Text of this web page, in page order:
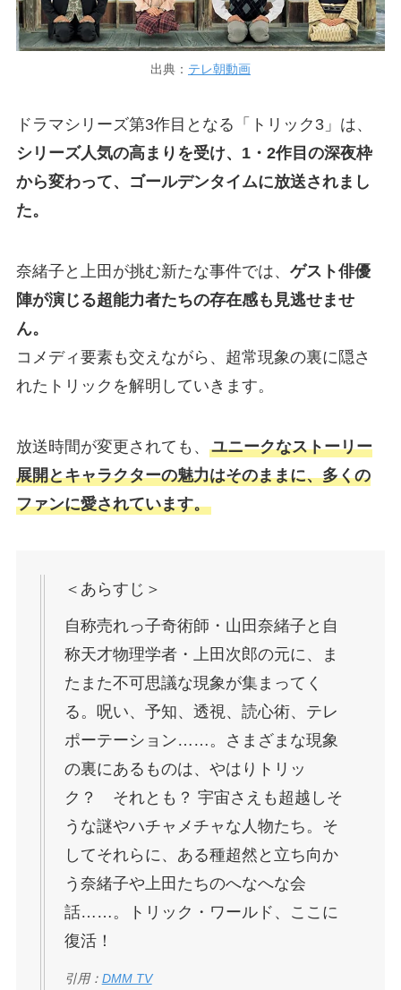
出典： テレ朝動画
ドラマシリーズ第3作目となる「トリック3」は、
シリーズ人気の高まりを受け、1・2作目の深夜枠
から変わって、ゴールデンタイムに放送されまし
た。
奈緒子と上田が挑む新たな事件では、 ゲスト俳優
陣が演じる超能力者たちの存在感も見逃せませ
ん。
コメディ要素も交えながら、超常現象の裏に隠さ
れたトリックを解明していきます。
放送時間が変更されても、 ユニークなストーリー
展開とキャラクターの魅力はそのままに、多くの
ファンに愛されています。
＜あらすじ＞
自称売れっ子奇術師・山田奈緒子と自
称天才物理学者・上田次郎の元に、ま
たまた不可思議な現象が集まってく
る。呪い、予知、透視、読心術、テレ
ポーテーション……。さまざまな現象
の裏にあるものは、やはりトリッ
ク？ それとも？ 宇宙さえも超越しそ
うな謎やハチャメチャな人物たち。そ
してそれらに、ある種超然と立ち向か
う奈緒子や上田たちのへなへな会
話……。トリック・ワールド、ここに
復活！
引用： DMM TV